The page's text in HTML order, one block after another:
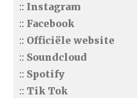
:: Instagram
:: Facebook
:: Officiële website
:: Soundcloud
:: Spotify
:: Tik Tok